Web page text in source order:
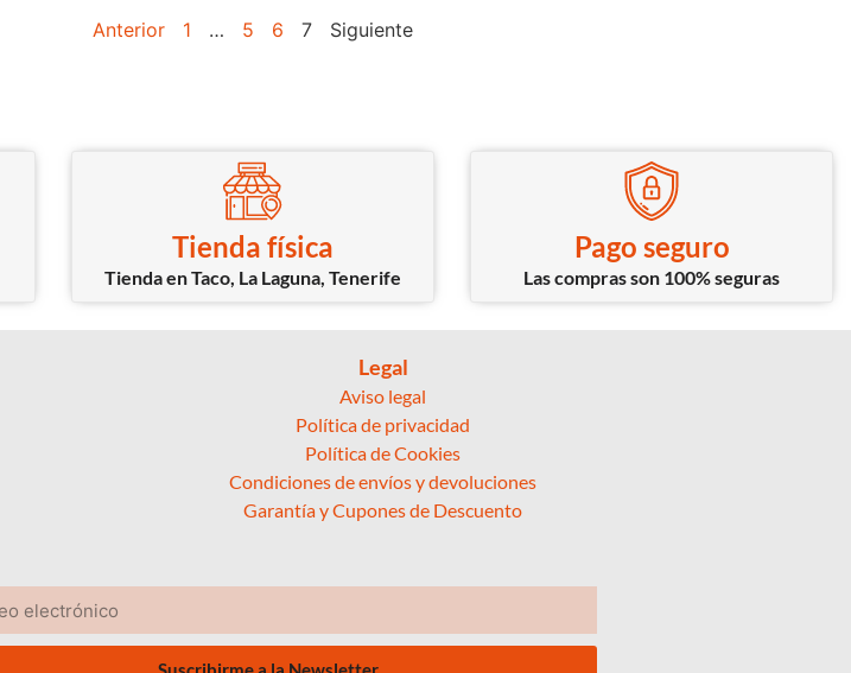
Anterior 1 … 5 6 7 Siguiente
Tienda física
Tienda en Taco, La Laguna, Tenerife
Pago seguro
Las compras son 100% seguras
Legal
Aviso legal
Política de privacidad
Política de Cookies
Condiciones de envíos y devoluciones
Garantía y Cupones de Descuento